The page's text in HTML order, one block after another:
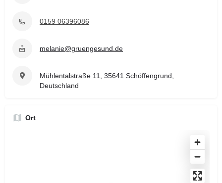
0159 06396086
melanie@gruengesund.de
Mühlentalstraße 11, 35641 Schöffengrund,
Deutschland
Ort